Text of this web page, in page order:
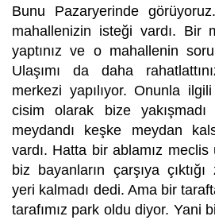
Bunu Pazaryerinde
mahallenizin isteği vardı. Bir
yaptınız ve o mahallenin
Ulaşımı da daha
merkezi yapılıyor. Onunla
cisim olarak bize
meydandı keşke meydan
vardı. Hatta bir ablamız
biz bayanların çarşıya
yeri kalmadı dedi. Ama bir
tarafımız park oldu diyor. Yani